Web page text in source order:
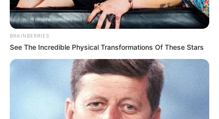
BRAINBERRIES
See The Incredible Physical Transformations Of These Stars